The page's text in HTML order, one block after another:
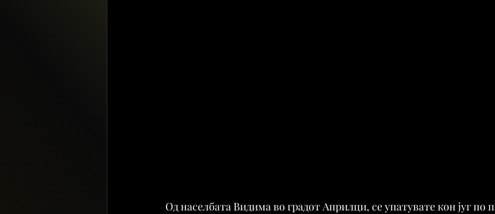
Од населбата Видима во градот Априлци, се упатувате кон југ по